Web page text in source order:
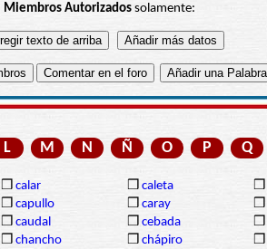
Miembros Autorizadossolamente:
L M N Ñ O P Q
❒ calar ❒ caleta ❒
❒ capullo ❒ caray ❒
❒ caudal ❒ cebada ❒
❒ chancho ❒ chápiro ❒